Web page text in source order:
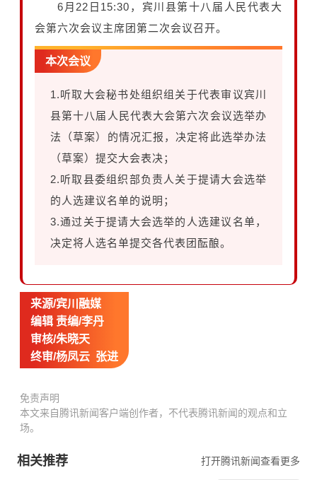
6月22日15:30，宾川县第十八届人民代表大
会第六次会议主席团第二次会议召开。
本次会议
1.听取大会秘书处组织组关于代表审议宾川
县第十八届人民代表大会第六次会议选举办
法（草案）的情况汇报，决定将此选举办法
（草案）提交大会表决；
2.听取县委组织部负责人关于提请大会选举
的人选建议名单的说明；
3.通过关于提请大会选举的人选建议名单，
决定将人选名单提交各代表团酝酿。
来源/宾川融媒
编辑 责编/李丹
审核/朱晓天
终审/杨凤云 张进
免责声明
本文来自腾讯新闻客户端创作者，不代表腾讯新闻的观点和立
场。
相关推荐 打开腾讯新闻查看更多